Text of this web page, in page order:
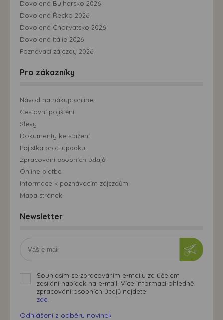
Dovolená Bulharsko 2026
Dovolená Řecko 2026
Dovolená Chorvatsko 2026
Dovolená Itálie 2026
Poznávací zájezdy 2026
Pro zákazníky
Návod na nákup online
Cestovní pojištění
Slevy
Dokumenty ke stažení
Pojistka proti úpadku
Zpracování osobních údajů
Online platba
Informace k poznávacím zájezdům
Mapa stránek
Newsletter
Souhlasím se zpracováním e-mailu za účelem
zasílání nabídek na e-mail. Více informací ohledně
zpracování osobních údajů najdete
zde.
Odhlášení z odběru novinek